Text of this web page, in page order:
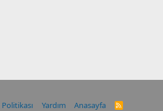
Yardım Anasayfa
R